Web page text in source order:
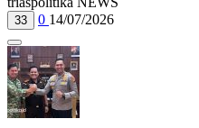
33 0 14/07/2026